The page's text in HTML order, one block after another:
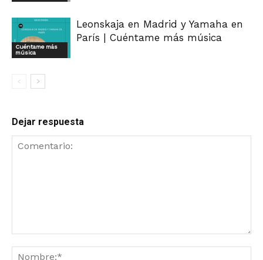
Cuéntame más
música
Leonskaja en Madrid y Yamaha en
París | Cuéntame más música
Dejar respuesta